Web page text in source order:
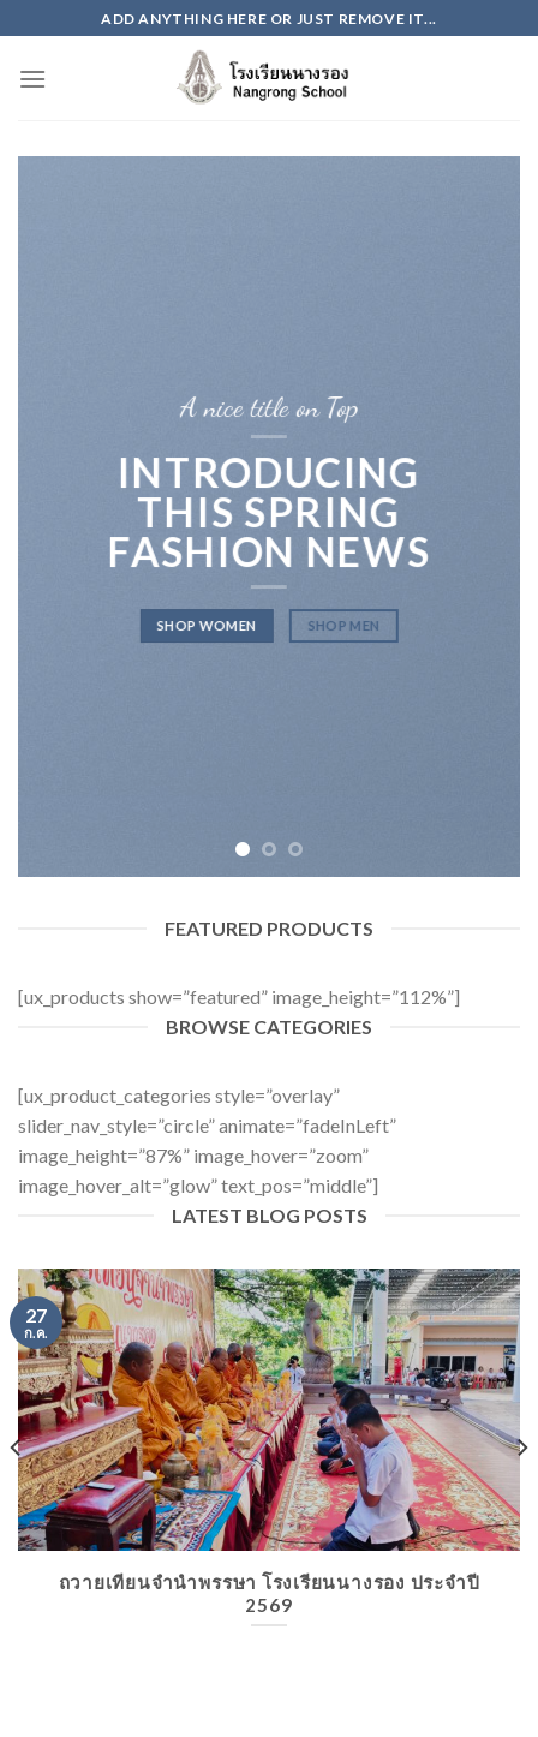
to
content
ADD ANYTHING HERE OR JUST REMOVE IT...
A nice title on Top
INTRODUCING
THIS SPRING
FASHION NEWS
SHOP WOMEN SHOP MEN
FEATURED PRODUCTS
[ux_products show=”featured” image_height=”112%”]
BROWSE CATEGORIES
[ux_product_categories style=”overlay”
slider_nav_style=”circle” animate=”fadeInLeft”
image_height=”87%” image_hover=”zoom”
image_hover_alt=”glow” text_pos=”middle”]
LATEST BLOG POSTS
ถวายเทียนจำนำพรรษา โรงเรียนนางรอง ประจำปี
2569
27
ก.ค.